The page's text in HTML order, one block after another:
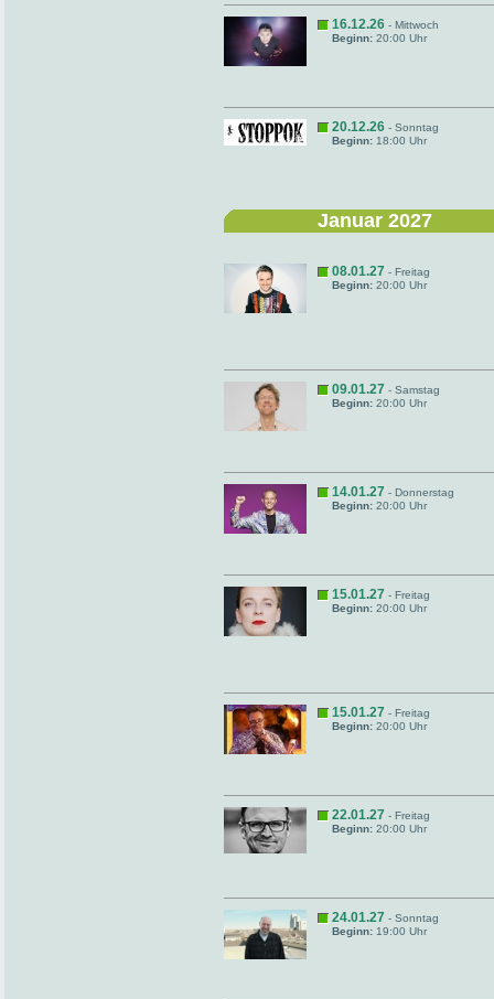
16.12.26 - Mittwoch
Beginn: 20:00 Uhr
20.12.26 - Sonntag
Beginn: 18:00 Uhr
Januar 2027
08.01.27 - Freitag
Beginn: 20:00 Uhr
09.01.27 - Samstag
Beginn: 20:00 Uhr
14.01.27 - Donnerstag
Beginn: 20:00 Uhr
15.01.27 - Freitag
Beginn: 20:00 Uhr
15.01.27 - Freitag
Beginn: 20:00 Uhr
22.01.27 - Freitag
Beginn: 20:00 Uhr
24.01.27 - Sonntag
Beginn: 19:00 Uhr